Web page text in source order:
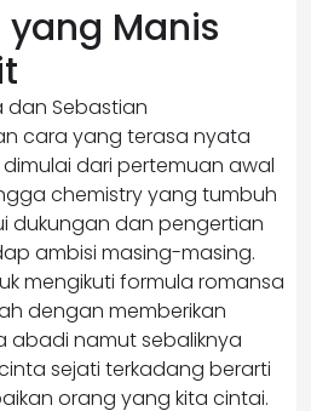
Manis
dan Sebastian
cara yang terasa nyata
dari pertemuan awal
chemistry yang tumbuh
dukungan dan pengertian
ambisi masing-masing.
mengikuti formula romansa
dengan memberikan
abadi namut sebaliknya
sejati terkadang berarti
orang yang kita cintai.